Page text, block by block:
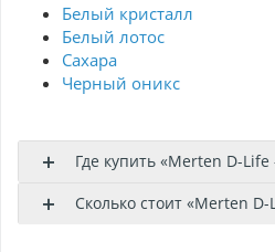
Белый кристалл
Белый лотос
Сахара
Черный оникс
Где купить «Merten D-
Сколько стоит «Merten